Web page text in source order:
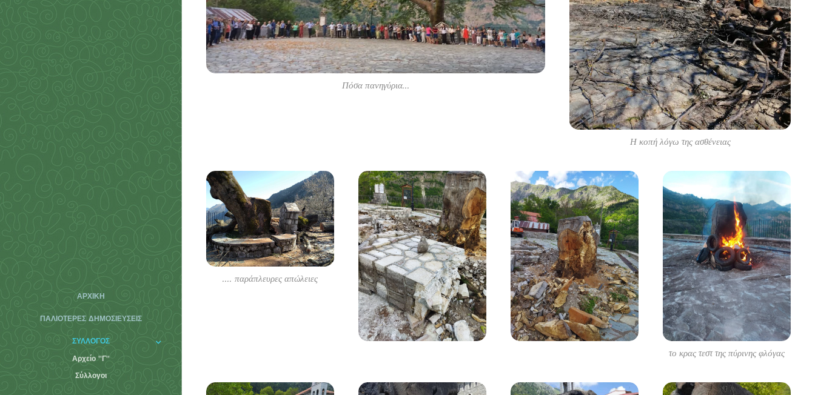
ΑΡΧΙΚΉ
ΠΑΛΙΌΤΕΡΕΣ ΔΗΜΟΣΙΕΎΣΕΙΣ
ΣΥΛΛΟΓΟΣ
Αρχείο "Γ"
Σύλλογοι
Πόσα πανηγύρια...
Η κοπή λόγω της ασθένειας
.... παράπλευρες απώλειες
το κρας τεστ της πύρινης φλόγας